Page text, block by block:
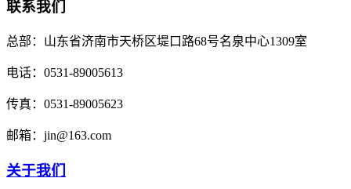
联系我们
总部： 山东省济南市天桥区堤口路68号名泉中心1309室
电话： 0531-89005613
传真： 0531-89005623
邮箱： jin@163.com
关于我们